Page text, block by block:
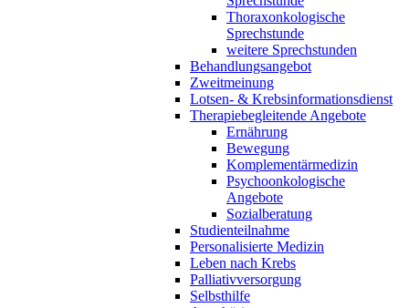
Thoraxonkologische
Sprechstunde
weitere Sprechstunden
Behandlungsangebot
Zweitmeinung
Lotsen- & Krebsinformationsdienst
Therapiebegleitende Angebote
Ernährung
Bewegung
Komplementärmedizin
Psychoonkologische
Angebote
Sozialberatung
Studienteilnahme
Personalisierte Medizin
Leben nach Krebs
Palliativversorgung
Selbsthilfe